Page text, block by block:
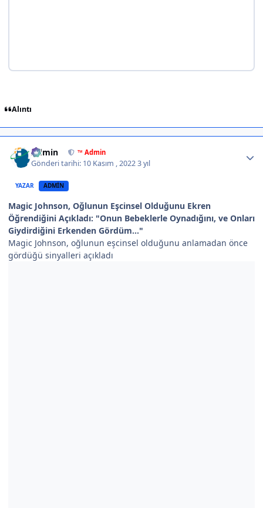
Alıntı
Admin ™ Admin
Gönderi tarihi: 10 Kasım , 20223 yıl
YAZAR ADMIN
Magic Johnson, Oğlunun Eşcinsel Olduğunu Ekren
Öğrendiğini Açıkladı: "Onun Bebeklerle Oynadığını, ve Onları
Giydirdiğini Erkenden Gördüm..."
Magic Johnson, oğlunun eşcinsel olduğunu anlamadan önce
gördüğü sinyalleri açıkladı